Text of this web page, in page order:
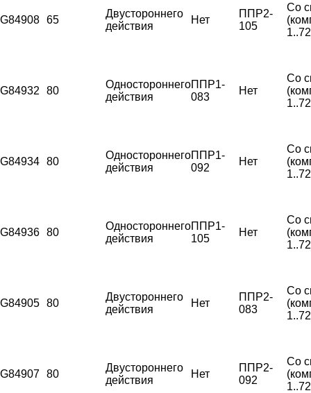
G84908 65
Двустороннего
действия
Нет
ППР2-
105
Со
G84932 80
Одностороннего
действия
ППР1-
083
Нет
Со
G84934 80
Одностороннего
действия
ППР1-
092
Нет
Со
G84936 80
Одностороннего
действия
ППР1-
105
Нет
Со
G84905 80
Двустороннего
действия
Нет
ППР2-
083
Со
G84907 80
Двустороннего
действия
Нет
ППР2-
092
Со